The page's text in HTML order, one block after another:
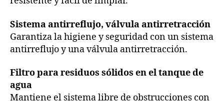
Sistema antirreflujo, válvula antirretracción
Garantiza la higiene y seguridad con un sistema
antirreflujo y una válvula antirretracción.
Filtro para residuos sólidos en el tanque de
agua
Mantiene el sistema libre de obstrucciones con